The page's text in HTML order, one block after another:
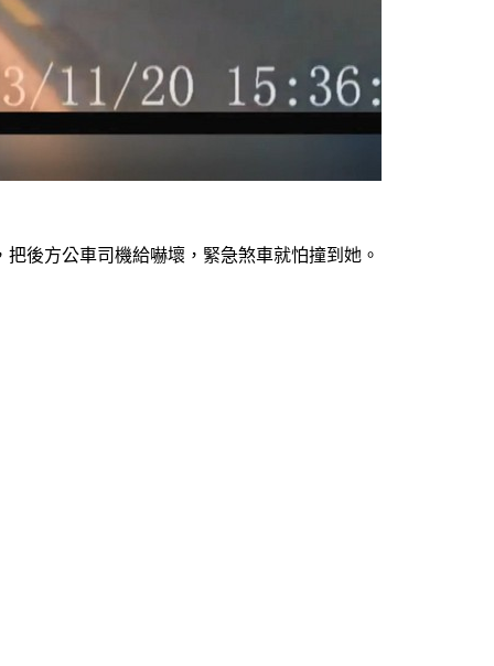
後方公車司機給嚇壞，緊急煞車就怕撞到她。